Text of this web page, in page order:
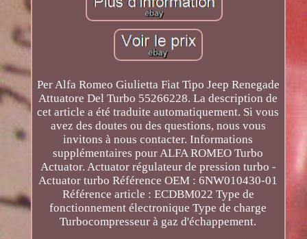
Per Alfa Romeo Giulietta Fiat Tipo Jeep Renegade
Attuatore Del Turbo 55266228. La description de
cet article a été traduite automatiquement. Si vous
avez des doutes ou des questions, nous vous
invitons à nous contacter. Informations
supplémentaires pour ALFA ROMEO Turbo
Actuator. Actuator régulateur de pression turbo -
Actuator turbo Référence OEM : 6NW010430-01
Référence article : ECDBM022 Type de
fonctionnement électronique Type de charge
Turbocompresseur à gaz d'échappement.